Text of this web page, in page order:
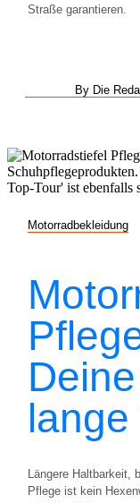
Straße garantieren.
By Die
Motorradbekleidung
lange
Längere Haltbarkeit,
Pflege ist kein